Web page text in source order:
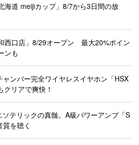
海道 meijiカップ」8/7から3日間の放
西口店」8/29オープン 最大20%ポイン
ンも
ンバー完全ワイヤレスイヤホン「HSX
リアで爽快！
ソテリックの真髄。A級パワーアンプ「S
を聴く